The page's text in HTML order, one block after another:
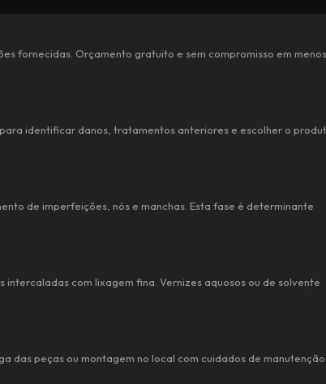
fornecidas. Orçamento gratuito e sem compromisso em menos
identificar danos, tratamentos anteriores e escolher o
de imperfeições, nós e manchas. Esta fase é determinante
com lixagem fina. Vernizes aquosos ou de solvente
das peças ou montagem no local com cuidados de manutenção